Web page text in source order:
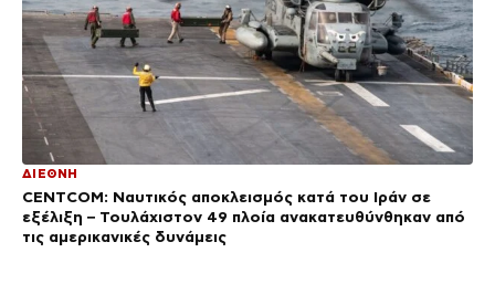
ΔΙΕΘΝΗ
CENTCOM: Ναυτικός αποκλεισμός κατά του Ιράν σε
εξέλιξη – Τουλάχιστον 49 πλοία ανακατευθύνθηκαν από
τις αμερικανικές δυνάμεις